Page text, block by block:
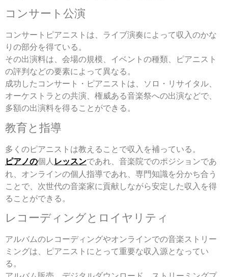
コンサート公演
コンサートピアニストは、ライブ演奏によって収入のかな
りの部分を得ている。
その出演料は、会場の規模、イベントの種類、ピアニスト
の評判などの要素によって異なる。
成功したコンサート・ピアニストは、ソロ・リサイタル、
オーケストラとの共演、権威ある音楽祭への出演などで、
多額の出演料を得ることができる。
教育と指導
多くのピアニストは教えることで収入を補っている。
ピアノの個人 レッスンであれ、音楽院でのポジションであ
れ、オンラインの個人指導であれ、専門知識を分かち合う
ことで、次世代の音楽家に貢献しながら安定した収入を得
ることができる。
レコーディングとロイヤリティ
アルバムのレコーディングやオンラインでの音楽ストリー
ミングは、ピアニストにとって重要な収入源となってい
る。